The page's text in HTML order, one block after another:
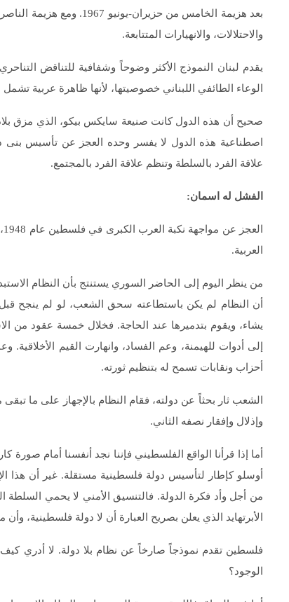
بعد هزيمة الخامس من
والاحتلالات، والانهيارات المتتابعة.
يقدم لبنان النموذج الأكثر وضوحاً وشفافية للتناقض
الوعاء الطائفي اللبناني خصوصيتها، لأنها ظاهرة عربية
صحيح أن هذه الدول كانت صنيعة سايكس بيكو، الذي مزق
اصطناعية هذه الدول لا يفسر وحده العجز عن تأسيس بنى
علاقة الفرد بالسلطة وتنظم علاقة الفرد بالمجتمع.
الفشل له اسمان:
العربية.
من ينظر اليوم إلى الحاضر السوري يستنتج بأن النظام
أن النظام لم يكن باستطاعته سحق الشعب، لو لم ينجح
يشاء، ويقوم بتدميرها عند الحاجة. فخلال خمسة عقود من
إلى أدوات للهيمنة، وعم الفساد، وانهارت القيم
أحزاب ونقابات تسمح له بتنظيم ثورته.
الشعب ثار بحثاً عن دولته، فقام النظام بالإجهاز على
وإذلال وإفقار نصفه الثاني.
أما إذا قرأنا الواقع الفلسطيني فإننا نجد أنفسنا أمام صورة
أوسلو كإطار لتأسيس دولة فلسطينية مستقلة. غير أن هذا
من أجل وأد فكرة الدولة. فالتنسيق الأمني لا يحمي
الأبرتهايد الذي يعلن بصريح العبارة أن لا دولة فلسطينية،
فلسطين تقدم نموذجاً صارخاً عن نظام بلا دولة. لا أدري
الوجود؟